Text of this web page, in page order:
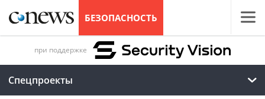
БЕЗОПАСНОСТЬ
при поддержке
Спецпроекты